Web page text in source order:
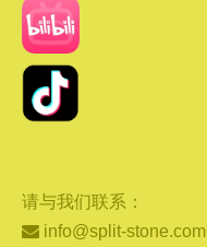
请与我们联系：
 info@split-stone.com